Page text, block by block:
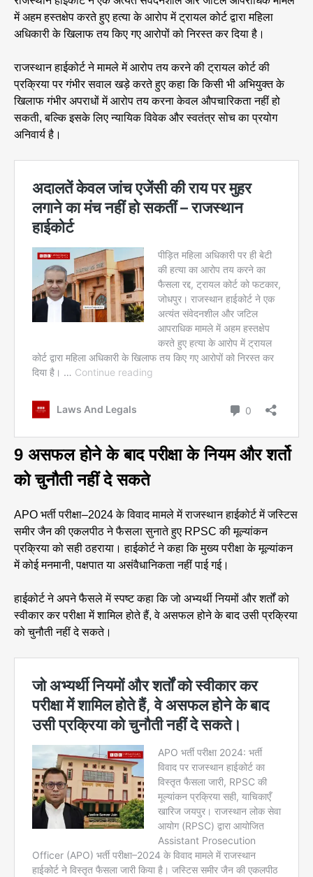
में अहम हस्तक्षेप करते हुए हत्या के आरोप में ट्रायल कोर्ट द्वारा महिला
अधिकारी के खिलाफ तय किए गए आरोपों को निरस्त कर दिया है।
राजस्थान हाईकोर्ट ने मामले में आरोप तय करने की ट्रायल कोर्ट की
प्रक्रिया पर गंभीर सवाल खड़े करते हुए कहा कि किसी भी अभियुक्त के
खिलाफ गंभीर अपराधों में आरोप तय करना केवल औपचारिकता नहीं हो
सकती, बल्कि इसके लिए न्यायिक विवेक और स्वतंत्र सोच का प्रयोग
अनिवार्य है।
9 असफल होने के बाद परीक्षा के नियम और शर्तो
को चुनौती नहीं दे सकते
APO भर्ती परीक्षा–2024 के विवाद मामले में राजस्थान हाईकोर्ट में जस्टिस
समीर जैन की एकलपीठ ने फैसला सुनाते हुए RPSC की मूल्यांकन
प्रक्रिया को सही ठहराया। हाईकोर्ट ने कहा कि मुख्य परीक्षा के मूल्यांकन
में कोई मनमानी, पक्षपात या असंवैधानिकता नहीं पाई गई।
हाईकोर्ट ने अपने फैसले में स्पष्ट कहा कि जो अभ्यर्थी नियमों और शर्तों को
स्वीकार कर परीक्षा में शामिल होते हैं, वे असफल होने के बाद उसी प्रक्रिया
को चुनौती नहीं दे सकते।